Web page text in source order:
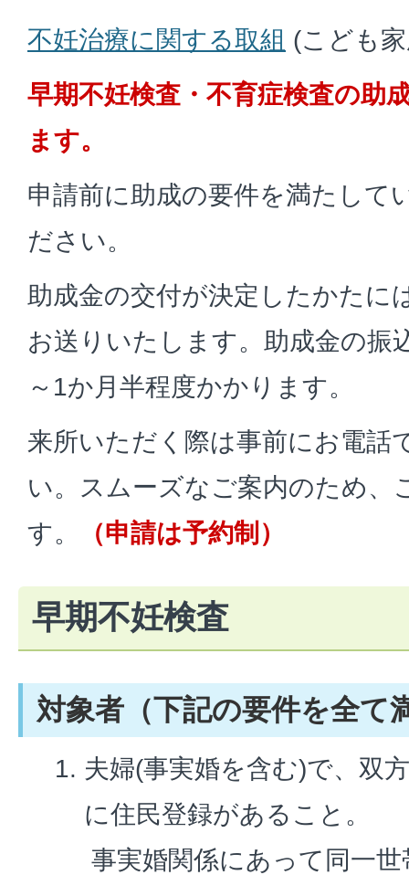
不妊治療に関する取組 (こども
早期不妊検査・不育症検査の助
ます。
申請前に助成の要件を満たして
ださい。
助成金の交付が決定したかたに
お送りいたします。助成金の振
～1か月半程度かかります。
来所いただく際は事前にお電話
い。スムーズなご案内のため、
す。
（申請は予約制）
早期不妊検査
対象者（下記の要件を全て
夫婦(事実婚を含む)で、双
に住民登録があること。
事実婚関係にあって同一